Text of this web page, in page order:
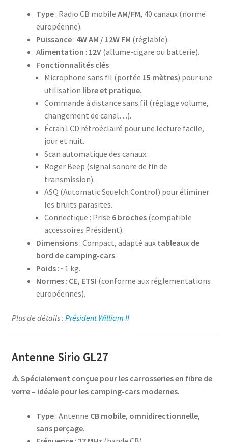
Type: Radio CB mobile AM/FM, 40 canaux (norme
européenne).
Puissance: 4W AM / 12W FM (réglable).
Alimentation : 12V(allume-cigare ou batterie).
Fonctionnalités clés:
Microphone sans fil (portée 15 mètres) pour une
utilisation libre et pratique.
Commande à distance sans fil (réglage volume,
changement de canal…).
Écran LCD rétroéclairé pour une lecture facile,
jour et nuit.
Scan automatique des canaux.
Roger Beep (signal sonore de fin de
transmission).
ASQ (Automatic Squelch Control) pour éliminer
les bruits parasites.
Connectique : Prise 6 broches(compatible
accessoires Président).
Dimensions: Compact, adapté aux tableaux de
bord de camping-cars.
Poids: ~1 kg.
Normes: CE, ETSI (conforme aux réglementations
européennes).
Plus de détails : Président William II
Antenne Sirio GL27
⚠️ Spécialement conçue pour les carrosseries en fibre de
verre – idéale pour les camping-cars modernes.
Type: Antenne CB mobile, omnidirectionnelle,
sans perçage.